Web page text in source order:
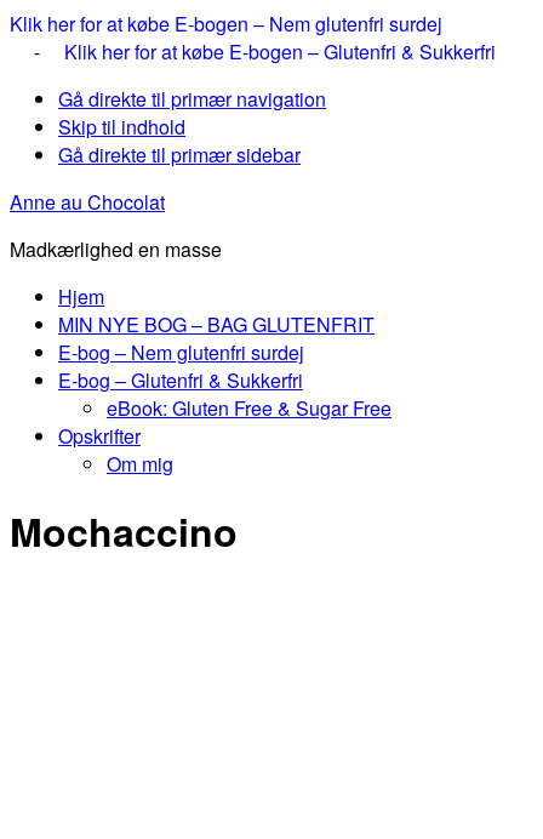
Klik her for at købe E-bogen – Nem glutenfri surdej
- Klik her for at købe E-bogen – Glutenfri & Sukkerfri
Gå direkte til primær navigation
Skip til indhold
Gå direkte til primær sidebar
Anne au Chocolat
Madkærlighed en masse
Hjem
MIN NYE BOG – BAG GLUTENFRIT
E-bog – Nem glutenfri surdej
E-bog – Glutenfri & Sukkerfri
eBook: Gluten Free & Sugar Free
Opskrifter
Om mig
Mochaccino